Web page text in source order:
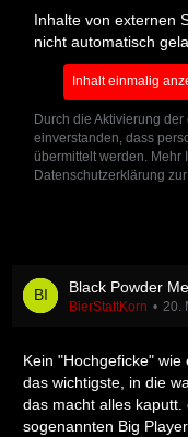
Inhalte von externen
nicht automatisch
Inhalt einmalig
Durch die Aktivierung
einverstanden, dass
übermittelt werden.
Datenschutzerklärung
Black Powder
BierStattKorn 20.
Kein "Hochgeficke"
das wichtigste, in die
das macht alles
sogenannten Big